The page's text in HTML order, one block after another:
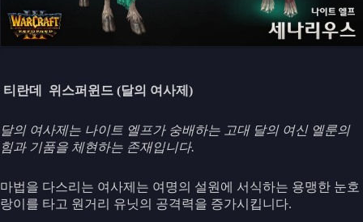
티란데 위스퍼윈드 (달의 여사제)
달의 여사제는 나이트 엘프가 숭배하는 고대 달의 여신 엘룬의
힘과 기품을 체현하는 존재입니다.
마법을 다스리는 여사제는 여명의 설원에 서식하는 용맹한 눈호
랑이를 타고 원거리 유닛의 공격력을 증가시킵니다.